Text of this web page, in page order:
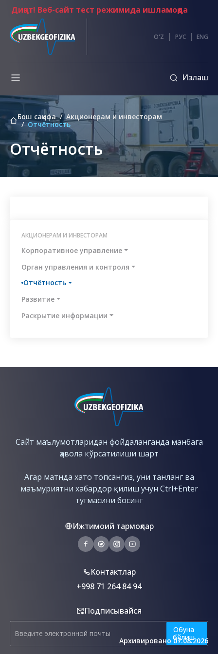
Диққат! Веб-сайт тест режимида ишламоқда
O'Z РУС ENG
Излаш
Бош саҳифа
Акционерам и инвесторам
Отчётность
Отчётность
АКЦИОНЕРАМ И ИНВЕСТОРАМ
Корпоративное управление
Орган управления и контроля
Отчётность
Развитие
Раскрытие информации
Сайт маълумотларидан фойдаланганда манбага
ҳавола кўрсатилиши шарт
Агар матнда хато топсангиз, уни танланг ва
маъмуриятни хабардор қилиш учун Сtrl+Enter
тугмасини босинг
Ижтимоий тармоқлар
Kонтактлар
+998 71 264 84 94
Подписывайся
Обуна
бўлиш
Aрхивировано 07.08.2026